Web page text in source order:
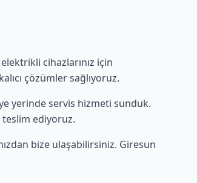
cihazlarınız için
çözümler sağlıyoruz.
yerinde servis hizmeti sunduk.
teslim ediyoruz.
bize ulaşabilirsiniz. Giresun